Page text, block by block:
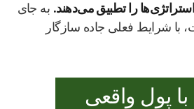
را تطبیق می‌دهند. به جای
با شرایط فعلی جاده سازگار
با پول واقعی